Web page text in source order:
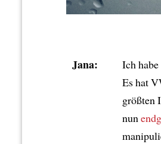
Jana: Ich
Es hat
größten
nun